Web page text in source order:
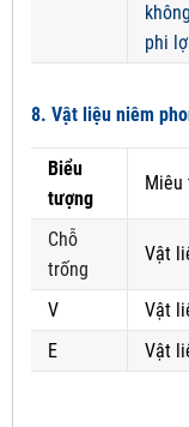
phi
8. Vật liệu niêm
Biểu
tượng
Miêu
Chỗ
trống
Vật
V
Vật
E
Vật